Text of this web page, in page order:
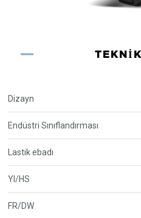
Dizayn
Endüstri Sınıflandırması
Lastik ebadı
YI/HS
FR/DW